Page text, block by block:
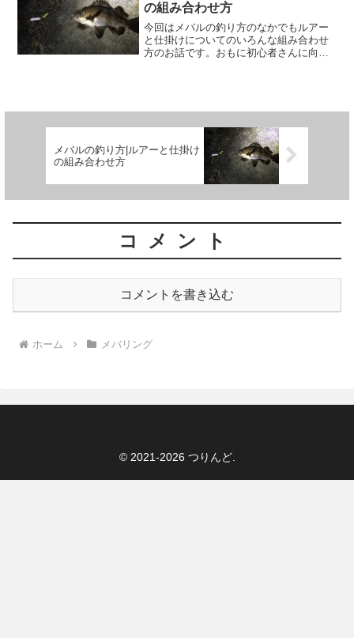
の組み合わせ方
今回はメバルの釣り方のなかでもルアー
と仕掛けについてのいろんな組み合わせ
方のお話です。おもに初心者さんに向け
メバルの釣り方|ルアーと仕掛け
の組み合わせ方
コメント
コメントを書き込む
ホーム メバリング
© 2021-2026 つりんど.